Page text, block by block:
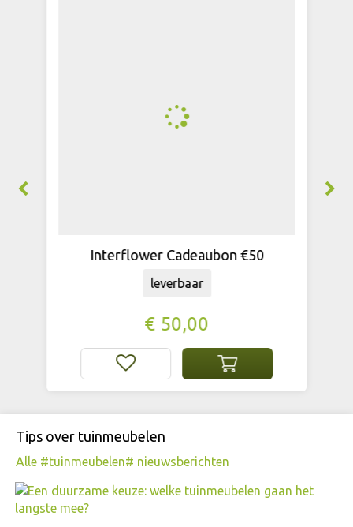
Interflower Cadeaubon €50
€ 50,00
leverbaar
Tips over tuinmeubelen
Alle #tuinmeubelen# nieuwsberichten